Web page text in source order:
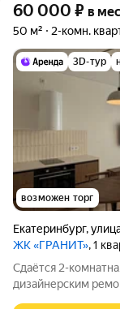
60 000 ₽ в
50 м² 2-комн.
3D-тур
возможен торг
Екатеринбург,
ЖК «ГРАНИТ», 1
Сдаётся 2-
дизайнерским